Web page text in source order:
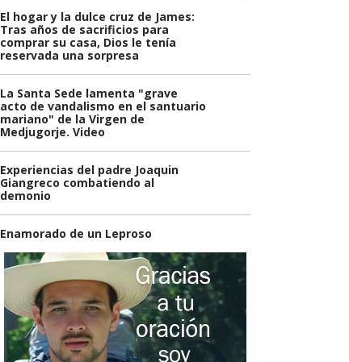
El hogar y la dulce cruz de James:
Tras años de sacrificios para
comprar su casa, Dios le tenía
reservada una sorpresa
La Santa Sede lamenta "grave
acto de vandalismo en el santuario
mariano" de la Virgen de
Medjugorje. Video
Experiencias del padre Joaquin
Giangreco combatiendo al
demonio
Enamorado de un Leproso